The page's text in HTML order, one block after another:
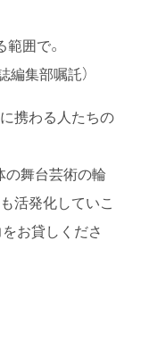
囲で。
編集部嘱託）
携わる人たちの
舞台芸術の輪
活発化していこ
お貸しくださ